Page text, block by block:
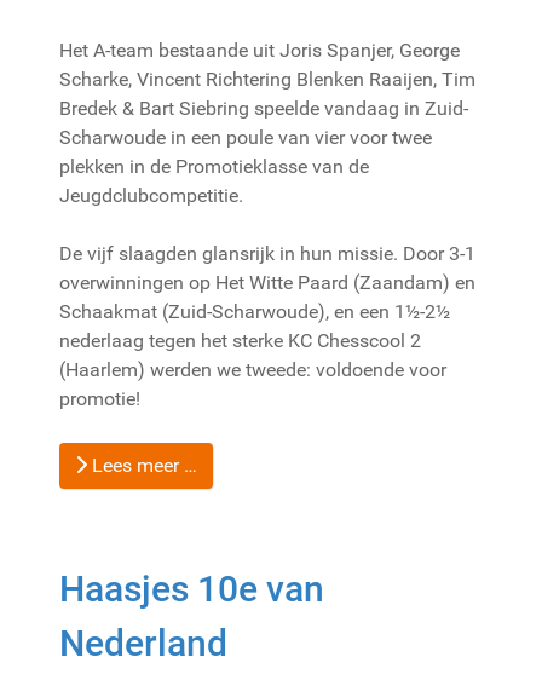
Het A-team bestaande uit Joris Spanjer, George
Scharke, Vincent Richtering Blenken Raaijen, Tim
Bredek & Bart Siebring speelde vandaag in Zuid-
Scharwoude in een poule van vier voor twee
plekken in de Promotieklasse van de
Jeugdclubcompetitie.
De vijf slaagden glansrijk in hun missie. Door 3-1
overwinningen op Het Witte Paard (Zaandam) en
Schaakmat (Zuid-Scharwoude), en een 1½-2½
nederlaag tegen het sterke KC Chesscool 2
(Haarlem) werden we tweede: voldoende voor
promotie!
Lees meer …
Haasjes 10e van
Nederland